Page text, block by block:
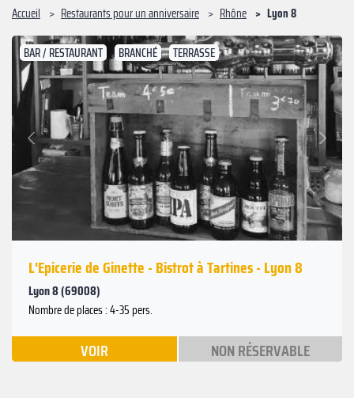
Accueil
Restaurants pour un anniversaire Rhône Lyon 8
BAR / RESTAURANT BRANCHÉ TERRASSE
Précédent
Suivant
L'Epicerie de Ginette - Bistrot à Tartines - Lyon 8
Lyon 8 (69008)
Nombre de places : 4-35 pers.
VOIR NON RÉSERVABLE